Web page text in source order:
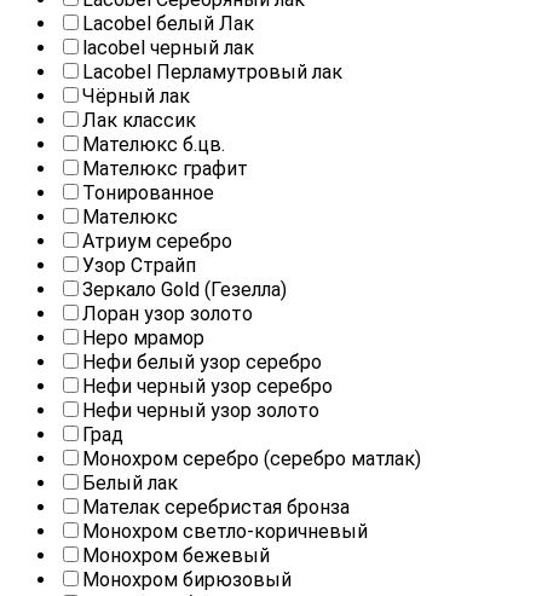
Lacobel белый Лак
lacobel черный лак
Lacobel Перламутровый лак
Чёрный лак
Лак классик
Мателюкс б.цв.
Мателюкс графит
Тонированное
Мателюкс
Атриум серебро
Узор Страйп
Зеркало Gold (Гезелла)
Лоран узор золото
Неро мрамор
Нефи белый узор серебро
Нефи черный узор серебро
Нефи черный узор золото
Град
Монохром серебро (серебро матлак)
Белый лак
Мателак cеребристая бронза
Монохром cветло-коричневый
Монохром бежевый
Монохром бирюзовый